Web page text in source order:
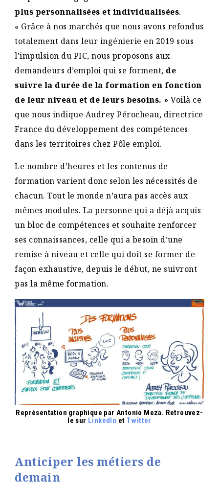
plus personnalisées et individualisées.
« Grâce à nos marchés que nous avons refondus
totalement dans leur ingénierie en 2019 sous
l’impulsion du PIC, nous proposons aux
demandeurs d’emploi qui se forment, de
suivre la durée de la formation en fonction
de leur niveau et de leurs besoins. » Voilà ce
que nous indique Audrey Pérocheau, directrice
France du développement des compétences
dans les territoires chez Pôle emploi.
Le nombre d’heures et les contenus de
formation varient donc selon les nécessités de
chacun. Tout le monde n’aura pas accès aux
mêmes modules. La personne qui a déjà acquis
un bloc de compétences et souhaite renforcer
ses connaissances, celle qui a besoin d’une
remise à niveau et celle qui doit se former de
façon exhaustive, depuis le début, ne suivront
pas la même formation.
Représentation graphique par Antonio Meza. Retrouvez-
le sur LinkedIn et Twitter
Anticiper les métiers de
demain